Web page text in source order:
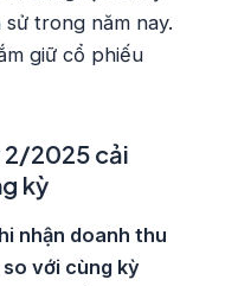
trong năm nay.
giữ cổ phiếu
2/2025 cải
kỳ
nhận doanh thu
với cùng kỳ